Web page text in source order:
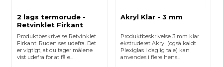
2 lags termorude -
Retvinklet Firkant
Produktbeskrivelse Retvinklet
Firkant. Ruden ses udefra. Det
er vigtigt, at du tager målene
vist udefra for at få e...
Akryl Klar - 3 mm
Produktbeskrivelse 3 mm klar
ekstruderet Akryl (også kaldt
Plexiglas i daglig tale) kan
anvendes i flere hens...